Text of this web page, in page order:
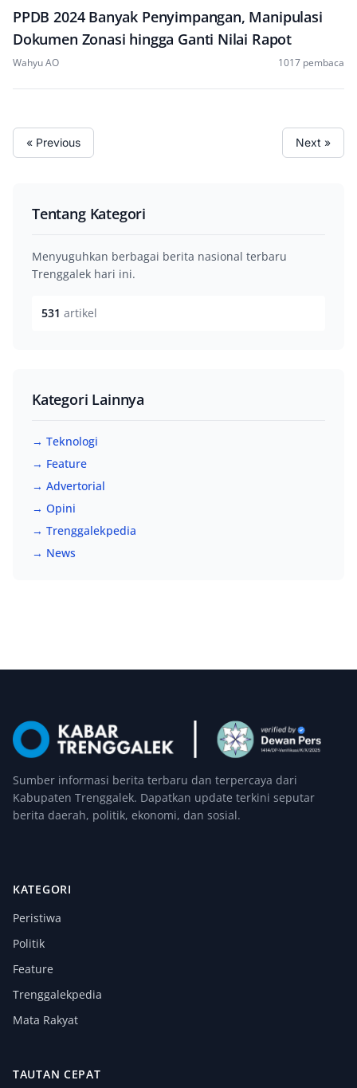
PPDB 2024 Banyak Penyimpangan, Manipulasi
Dokumen Zonasi hingga Ganti Nilai Rapot
Wahyu AO 1017 pembaca
« Previous Next »
Tentang Kategori
Menyuguhkan berbagai berita nasional terbaru
Trenggalek hari ini.
531 artikel
Kategori Lainnya
→ Teknologi
→ Feature
→ Advertorial
→ Opini
→ Trenggalekpedia
→ News
Sumber informasi berita terbaru dan terpercaya dari
Kabupaten Trenggalek. Dapatkan update terkini seputar
berita daerah, politik, ekonomi, dan sosial.
KATEGORI
Peristiwa
Politik
Feature
Trenggalekpedia
Mata Rakyat
TAUTAN CEPAT